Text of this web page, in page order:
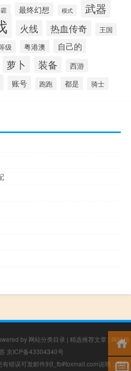
最终幻想 模式 武器
火线 热血传奇 王国
级 粤港澳 自己的
萝卜 装备 西游
账号 跑跑 都是 骑士
by 网站分类目录 | 精选推荐文章 | 网站地
京ICP备43304340号
错误可发邮件到f_fb#foxmail.com说明，我们